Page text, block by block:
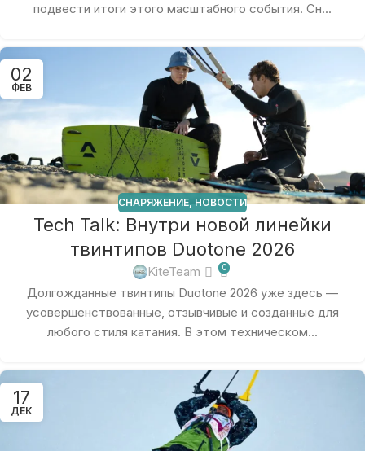
подвести итоги этого масштабного события. Сн...
02
ФЕВ
СНАРЯЖЕНИЕ, НОВОСТИ
Tech Talk: Внутри новой линейки
твинтипов Duotone 2026
KiteTeam 0
Долгожданные твинтипы Duotone 2026 уже здесь —
усовершенствованные, отзывчивые и созданные для
любого стиля катания. В этом техническом...
17
ДЕК